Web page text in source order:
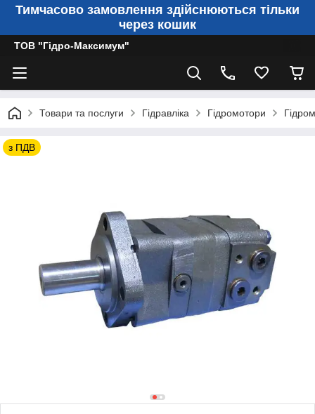
Тимчасово замовлення здійснюються тільки
через кошик
ТОВ "Гідро-Максимум"
Товари та послуги Гідравліка Гідромотори
з ПДВ